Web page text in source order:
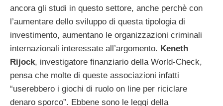
ancora gli studi in questo settore, anche perchè con
l’aumentare dello sviluppo di questa tipologia di
investimento, aumentano le organizzazioni criminali
internazionali interessate all’argomento. Keneth
Rijock, investigatore finanziario della World-Check,
pensa che molte di queste associazioni infatti
“userebbero i giochi di ruolo on line per riciclare
denaro sporco”. Ebbene sono le leggi della